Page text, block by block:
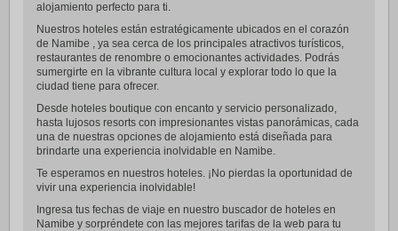
alojamiento perfecto para ti.
Nuestros hoteles están estratégicamente ubicados en el corazón
de Namibe , ya sea cerca de los principales atractivos turísticos,
restaurantes de renombre o emocionantes actividades. Podrás
sumergirte en la vibrante cultura local y explorar todo lo que la
ciudad tiene para ofrecer.
Desde hoteles boutique con encanto y servicio personalizado,
hasta lujosos resorts con impresionantes vistas panorámicas, cada
una de nuestras opciones de alojamiento está diseñada para
brindarte una experiencia inolvidable en Namibe.
Te esperamos en nuestros hoteles. ¡No pierdas la oportunidad de
vivir una experiencia inolvidable!
Ingresa tus fechas de viaje en nuestro buscador de hoteles en
Namibe y sorpréndete con las mejores tarifas de la web para tu